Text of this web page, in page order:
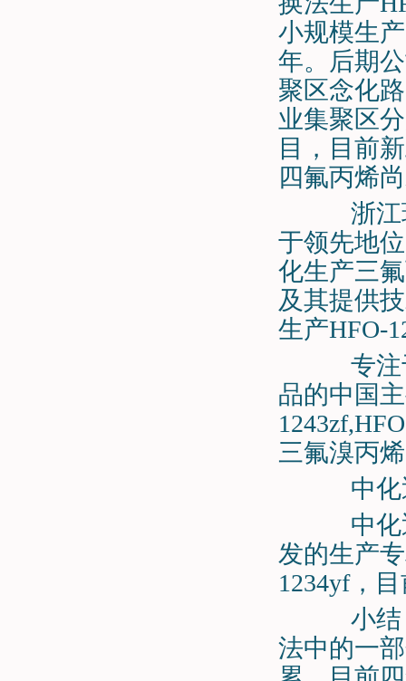
小规模生
年。后期
聚区念化
业集聚区
目，目前
四氟丙烯
浙江环
于领先地
化生产三
及其提供
生产HFO-
专注于
品的中国
三氟溴丙
中化
中化近
发的生产
1234yf，
小结：
法中的一